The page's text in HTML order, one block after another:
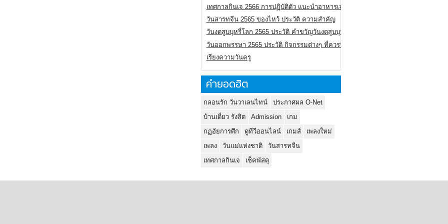
เทศกาลกินเจ 2566 การปฏิบัติตัว แนะนำอาหารเจ
วันสารทจีน 2565 ของไหว้ ประวัติ ความสำคัญ
วันงดสูบบุหรี่โลก 2565 ประวัติ คำขวัญวันงดสูบบุหรี่โลก
วันออกพรรษา 2565 ประวัติ กิจกรรมต่างๆ ที่ควรปฏิบัติ
เรียงความวันครู
คำยอดฮิต
กลอนรัก วันวาเลนไทน์
ประกาศผล O-Net
บ้านเดี่ยว รังสิต
Admission
เกม
กฏอัยการศึก
ดูทีวีออนไลน์ เกมส์
เพลงใหม่
เพลง
วันแม่แห่งชาติ
วันสารทจีน
เทศกาลกินเจ
เช็คพัสดุ